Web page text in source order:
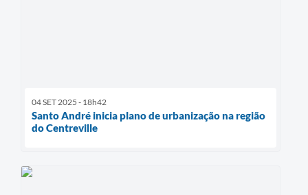
04 SET 2025 - 18h42
Santo André inicia plano de urbanização na região
do Centreville